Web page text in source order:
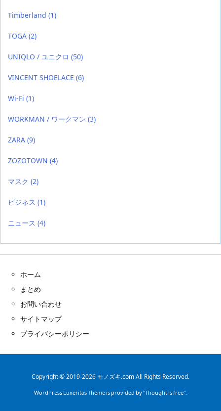
Timberland (1)
TOGA (2)
UNIQLO / ユニクロ (50)
VINCENT SHOELACE (6)
Wi-Fi (1)
WORKMAN / ワークマン (3)
ZARA (9)
ZOZOTOWN (4)
マスク (2)
ビジネス (1)
ニュース (4)
ホーム
まとめ
お問い合わせ
サイトマップ
プライバシーポリシー
Copyright ©2019-2026 モノズキ.comAll Rights Reserved.
WordPress Luxeritas Theme is provided by "Thought is free".